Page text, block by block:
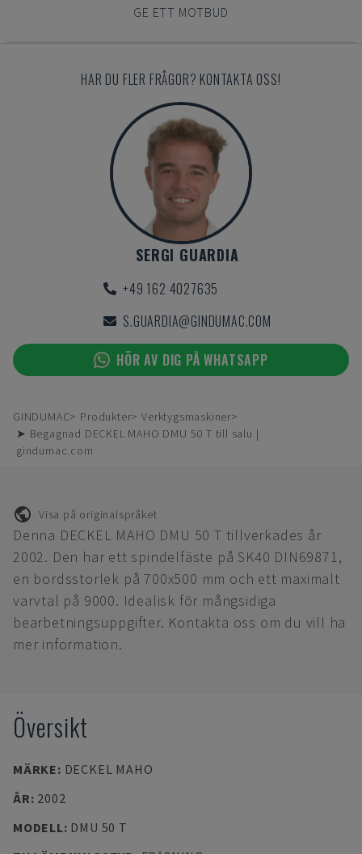
GE ETT MOTBUD
HAR DU FLER FRÅGOR? KONTAKTA OSS!
SERGI GUARDIA
+49 162 4027635
S.GUARDIA@GINDUMAC.COM
HÖR AV DIG PÅ WHATSAPP
GINDUMAC Produkter
Verktygsmaskiner
➤ Begagnad DECKEL MAHO DMU 50 T till salu |
gindumac.com
Visa på originalspråket
Denna DECKEL MAHO DMU 50 T tillverkades år
2002. Den har ett spindelfäste på SK40 DIN69871,
en bordsstorlek på 700x500 mm och ett maximalt
varvtal på 9000. Idealisk för mångsidiga
bearbetningsuppgifter. Kontakta oss om du vill ha
mer information.
Översikt
MÄRKE: DECKEL MAHO
ÅR: 2002
MODELL: DMU 50 T